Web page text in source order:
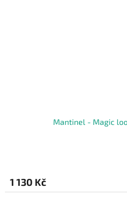
Mantinel - Magic
1 130 Kč